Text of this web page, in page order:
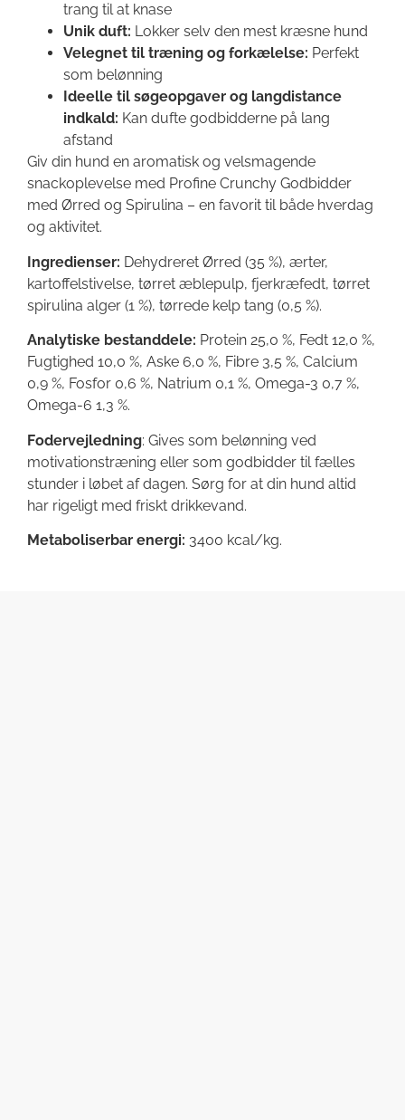
trang til at knase
Unik duft: Lokker selv den mest kræsne hund
Velegnet til træning og forkælelse: Perfekt
som belønning
Ideelle til søgeopgaver og langdistance
indkald: Kan dufte godbidderne på lang
afstand
Giv din hund en aromatisk og velsmagende
snackoplevelse med Profine Crunchy Godbidder
med Ørred og Spirulina – en favorit til både hverdag
og aktivitet.
Ingredienser: Dehydreret Ørred (35 %), ærter,
kartoffelstivelse, tørret æblepulp, fjerkræfedt, tørret
spirulina alger (1 %), tørrede kelp tang (0,5 %).
Analytiske bestanddele: Protein 25,0 %, Fedt 12,0 %,
Fugtighed 10,0 %, Aske 6,0 %, Fibre 3,5 %, Calcium
0,9 %, Fosfor 0,6 %, Natrium 0,1 %, Omega-3 0,7 %,
Omega-6 1,3 %.
Fodervejledning: Gives som belønning ved
motivationstræning eller som godbidder til fælles
stunder i løbet af dagen. Sørg for at din hund altid
har rigeligt med friskt drikkevand.
Metaboliserbar energi: 3400 kcal/kg.